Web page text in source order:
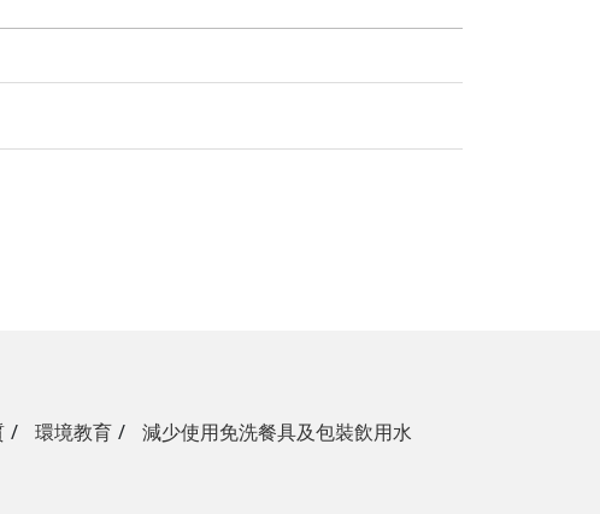
環境教育 減少使用免洗餐具及包裝飲用水